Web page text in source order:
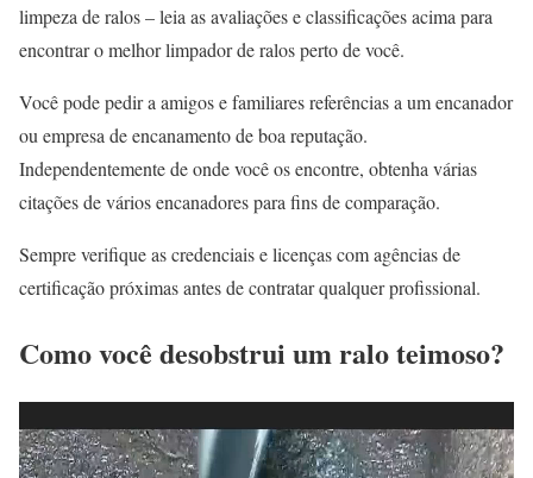
limpeza de ralos – leia as avaliações e classificações acima para
encontrar o melhor limpador de ralos perto de você.
Você pode pedir a amigos e familiares referências a um encanador
ou empresa de encanamento de boa reputação.
Independentemente de onde você os encontre, obtenha várias
citações de vários encanadores para fins de comparação.
Sempre verifique as credenciais e licenças com agências de
certificação próximas antes de contratar qualquer profissional.
Como você desobstrui um ralo teimoso?